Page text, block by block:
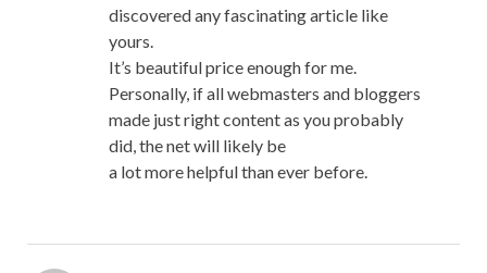
discovered any fascinating article like
yours.
It’s beautiful price enough for me.
Personally, if all webmasters and bloggers
made just right content as you probably
did, the net will likely be
a lot more helpful than ever before.